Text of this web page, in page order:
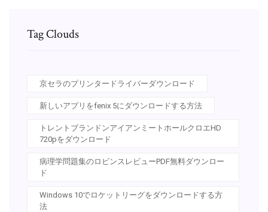
Tag Clouds
京セラのプリンタードライバーダウンロード
新しいアプリをfenix 5にダウンロードする方法
トレントブランドンアイアンミートホールクロエHD
720pをダウンロード
病理学問題集のロビンスレビューPDF無料ダウンロー
ド
Windows 10でロケットリーグをダウンロードする方
法